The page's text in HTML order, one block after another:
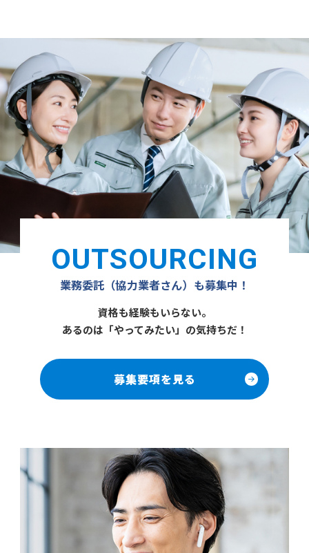
OUTSOURCING
業務委託（協力業者さん）も募集中！
資格も経験もいらない。
あるのは「やってみたい」の気持ちだ！
募集要項を見る